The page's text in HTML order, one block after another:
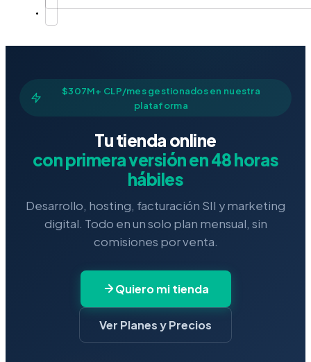
$307M+ CLP/mes gestionados en nuestra
plataforma
Tu tienda online
con primera versión en 48 horas
hábiles
Desarrollo, hosting, facturación SII y marketing
digital. Todo en un solo plan mensual, sin
comisiones por venta.
Quiero mi tienda
Ver Planes y Precios